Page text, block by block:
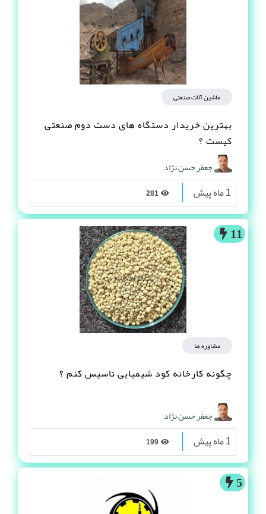
ماشین آلات صنعتی
بهترین خریدار دستگاه های دست دوم صنعتی
کیست ؟
جعفر حسن نژاد
1 ماه پیش
11
مشاوره ها
چگونه کارخانه کود شیمیایی تاسیس کنم ؟
جعفر حسن نژاد
1 ماه پیش
5